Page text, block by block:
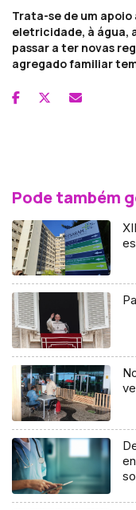
Trata-se de um apoio
eletricidade, à água,
passar a ter novas
agregado familiar
Pode também